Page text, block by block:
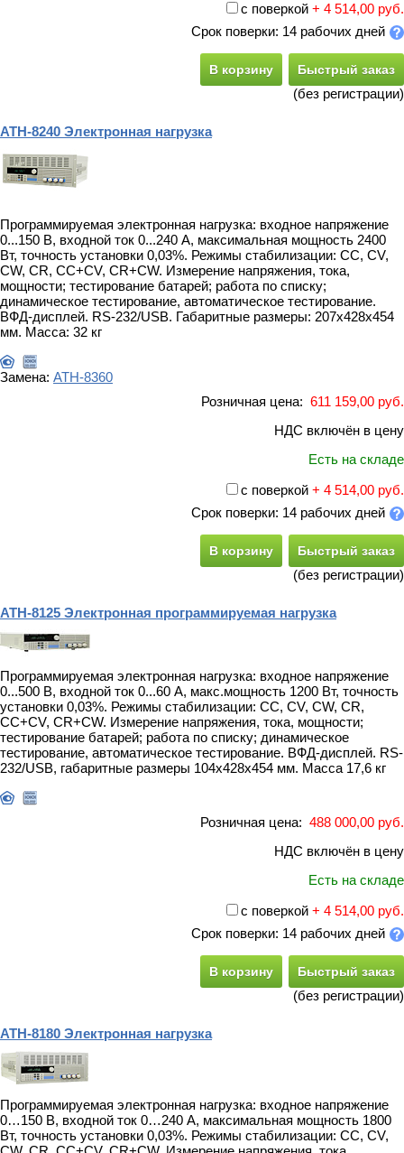
с поверкой + 4 514,00 руб.
Срок поверки: 14 рабочих дней
В корзину Быстрый заказ
(без регистрации)
АТН-8240 Электронная нагрузка
Программируемая электронная нагрузка: входное напряжение
0...150 В, входной ток 0...240 А, максимальная мощность 2400
Вт, точность установки 0,03%. Режимы стабилизации: CC, CV,
CW, CR, CC+CV, CR+CW. Измерение напряжения, тока,
мощности; тестирование батарей; работа по списку;
динамическое тестирование, автоматическое тестирование.
ВФД-дисплей. RS-232/USB. Габаритные размеры: 207х428х454
мм. Масса: 32 кг
Замена: АТН-8360
Розничная цена: 611 159,00 руб.
НДС включён в цену
Есть на складе
с поверкой + 4 514,00 руб.
Срок поверки: 14 рабочих дней
В корзину Быстрый заказ
(без регистрации)
АТН-8125 Электронная программируемая нагрузка
Программируемая электронная нагрузка: входное напряжение
0...500 В, входной ток 0...60 А, макс.мощность 1200 Вт, точность
установки 0,03%. Режимы стабилизации: CC, CV, CW, CR,
CC+CV, CR+CW. Измерение напряжения, тока, мощности;
тестирование батарей; работа по списку; динамическое
тестирование, автоматическое тестирование. ВФД-дисплей. RS-
232/USB, габаритные размеры 104х428х454 мм. Масса 17,6 кг
Розничная цена: 488 000,00 руб.
НДС включён в цену
Есть на складе
с поверкой + 4 514,00 руб.
Срок поверки: 14 рабочих дней
В корзину Быстрый заказ
(без регистрации)
АТН-8180 Электронная нагрузка
Программируемая электронная нагрузка: входное напряжение
0…150 В, входной ток 0…240 А, максимальная мощность 1800
Вт, точность установки 0,03%. Режимы стабилизации: CC, CV,